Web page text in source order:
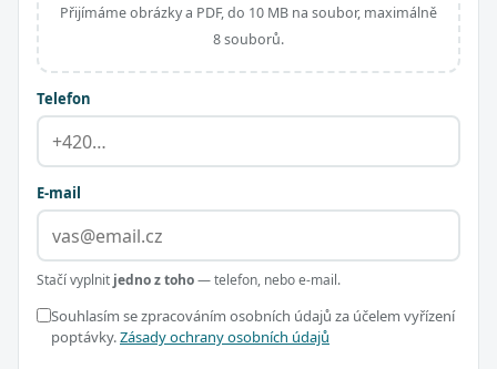
Přijímáme obrázky a PDF, do 10 MB na soubor, maximálně
8 souborů.
Telefon
E-mail
Stačí vyplnit jedno z toho— telefon, nebo e-mail.
Souhlasím se zpracováním osobních údajů za účelem vyřízení
poptávky.Zásady ochrany osobních údajů